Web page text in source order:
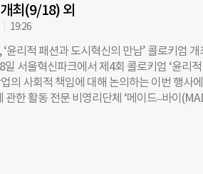
최(9/18) 외
19:26
윤리적 패션과 도시혁신의 만남’ 콜로키엄
서울혁신파크에서 제4회 콜로키엄 ‘윤리
의 사회적 책임에 대해 논의하는 이번 행사
한 활동 전문 비영리단체 ‘메이드–바이